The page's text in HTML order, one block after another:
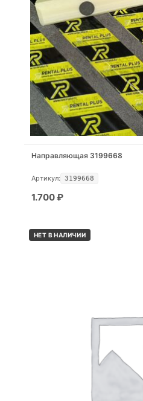
Направляющая 3199668
Артикул: 3199668
1.700₽
НЕТ В НАЛИЧИИ